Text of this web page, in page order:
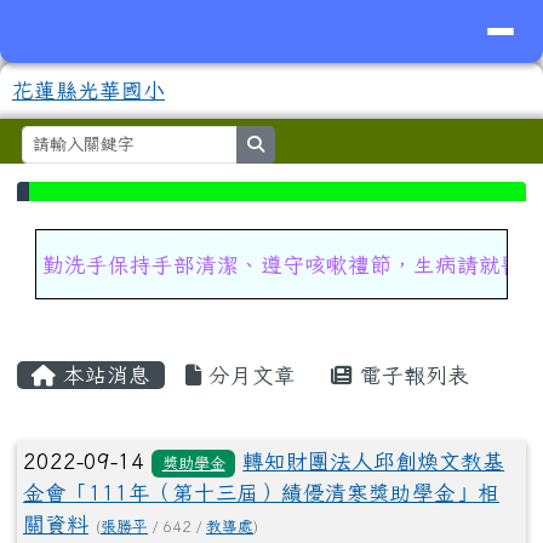
花蓮縣光華國小
⏸
上中區域內容
勤洗手保持手部清潔、遵守咳嗽禮節，生病請就醫
本站消息 分月文章 電子報列表
文章列表
2022-09-14 獎助學金
轉知財團法人邱創煥文教基
金會「111年（第十三屆）績優清寒獎助學金」相
關資料 (張勝平 / 642 / 教導處)
頁尾區域